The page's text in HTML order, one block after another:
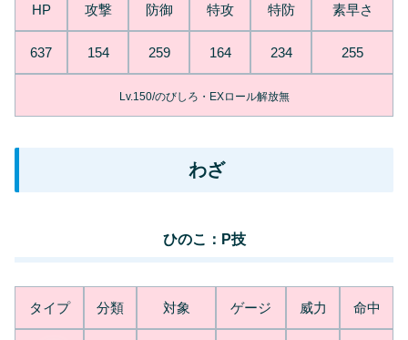
HP 攻撃 防御 特攻 特防 素早さ
637 154 259 164 234 255
Lv.150/のびしろ・EXロール解放無
わざ
ひのこ：P技
タイプ 分類 対象 ゲージ 威力 命中